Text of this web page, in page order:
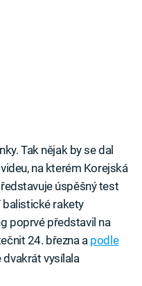
Tak nějak by se dal
na kterém Korejská
úspěšný test
balistické rakety
poprvé představil na
24. března apodle
dvakrát vysílala